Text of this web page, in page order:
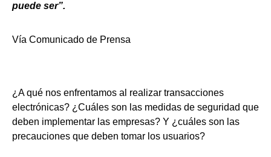
puede ser”.
Vía Comunicado de Prensa
¿A qué nos enfrentamos al realizar transacciones
electrónicas? ¿Cuáles son las medidas de seguridad que
deben implementar las empresas? Y ¿cuáles son las
precauciones que deben tomar los usuarios?